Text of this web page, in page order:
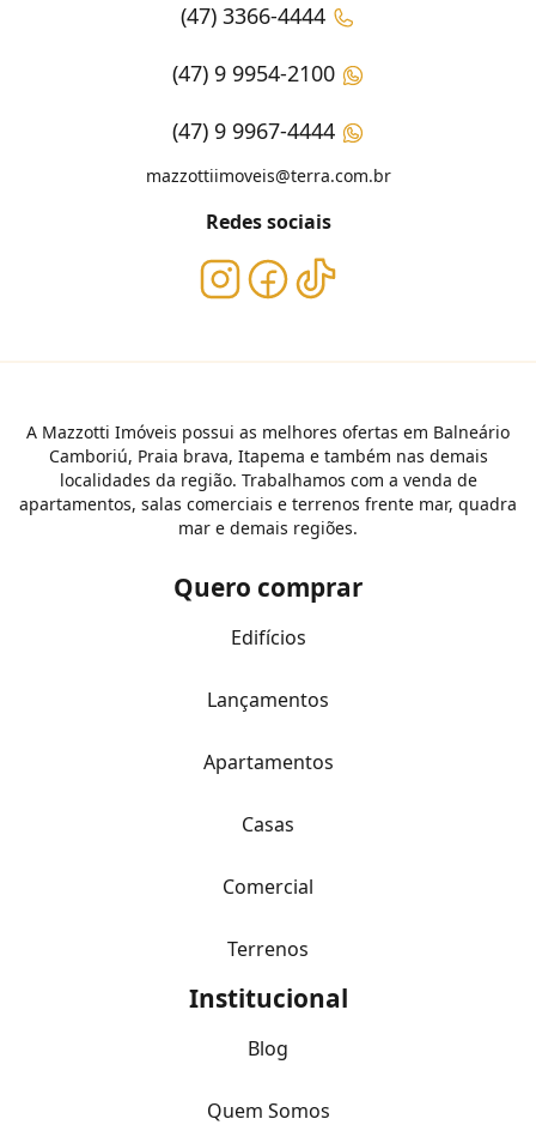
(47) 3366-4444
(47) 9 9954-2100
(47) 9 9967-4444
mazzottiimoveis@terra.com.br
Redes sociais
A Mazzotti Imóveis possui as melhores ofertas em Balneário
Camboriú, Praia brava, Itapema e também nas demais
localidades da região. Trabalhamos com a venda de
apartamentos, salas comerciais e terrenos frente mar, quadra
mar e demais regiões.
Quero comprar
Edifícios
Lançamentos
Apartamentos
Casas
Comercial
Terrenos
Institucional
Blog
Quem Somos